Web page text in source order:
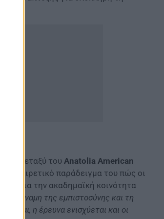
μεταξύ του Anatolia American
εξαιρετικό παράδειγμα του πώς οι
για την ακαδημαϊκή κοινότητα
δύναμη της εμπιστοσύνης και τη
η έρευνα ενισχύεται και οι